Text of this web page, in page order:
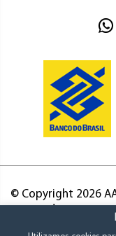
© Copyright 2026